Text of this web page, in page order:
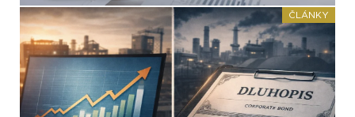
PŘÍKLADY Z DLUHOPISOVÉ
PRAXE
ČLÁNKY